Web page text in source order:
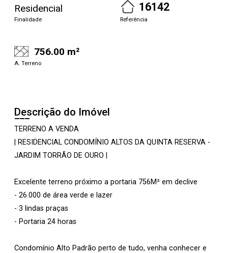
Residencial
Finalidade
16142
Referência
756.00 m²
A. Terreno
Descrição do Imóvel
TERRENO A VENDA
| RESIDENCIAL CONDOMÍNIO ALTOS DA QUINTA RESERVA -
JARDIM TORRÃO DE OURO |
Excelente terreno próximo a portaria 756M² em declive
- 26.000 de área verde e lazer
- 3 lindas praças
- Portaria 24 horas
Condomínio Alto Padrão perto de tudo, venha conhecer e